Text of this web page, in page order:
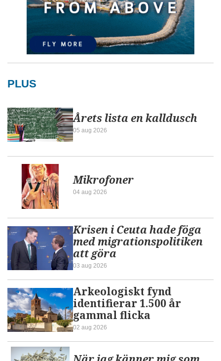
PLUS
Årets lista en kalldusch
05 aug 2026
Mikrofoner
04 aug 2026
Krisen i Ceuta hade föga
med migrationspolitiken
att göra
03 aug 2026
Arkeologiskt fynd
identifierar 1.500 år
gammal flicka
02 aug 2026